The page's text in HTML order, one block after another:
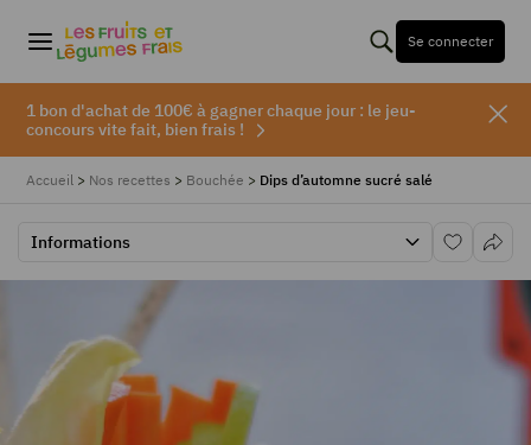
Se connecter
1 bon d'achat de 100€ à gagner chaque jour : le jeu-
concours vite fait, bien frais !
Accueil > Nos recettes > Bouchée > Dips d’automne sucré salé
Informations